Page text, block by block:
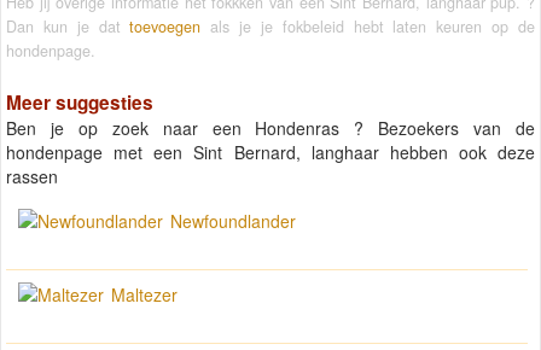
Dan kun je dattoevoegen als je je fokbeleid hebt laten keuren op de
hondenpage.
Meer suggesties
Ben je op zoek naar een Hondenras ? Bezoekers van de
hondenpage met een Sint Bernard, langhaar hebben ook deze
rassen
Newfoundlander
Maltezer